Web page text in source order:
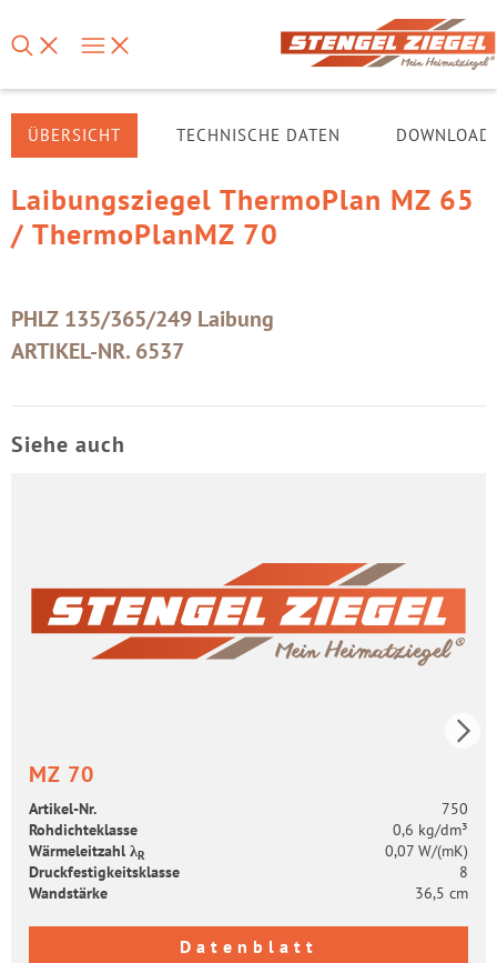
ÜBERSICHT TECHNISCHE DATEN
Laibungsziegel ThermoPlan MZ 65
/ ThermoPlanMZ 70
PHLZ 135/365/249 Laibung
ARTIKEL-NR. 6537
Siehe auch
MZ 70
Artikel-​Nr.
750
Roh­dich­te­klas­se
0,6 kg/dm³
Wär­me­leit­zahl λR
0,07 W/(mK)
Druck­fes­tig­keits­klas­se
8
Wand­stär­ke
36,5 cm
Datenblatt